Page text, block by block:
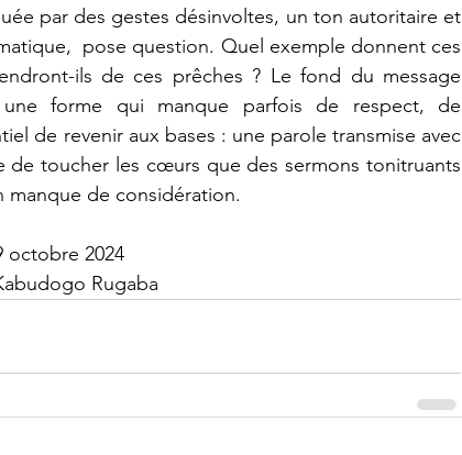
pose question. Quel exemple donnent ces
ils de ces prêches ? Le fond du message
forme qui manque parfois de respect, de
de revenir aux bases : une parole transmise avec
de toucher les cœurs que des sermons tonitruants
manque de considération.
octobre 2024
Rugaba